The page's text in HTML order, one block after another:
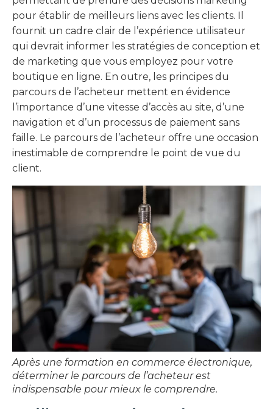
pour établir de meilleurs liens avec les clients. Il
fournit un cadre clair de l’expérience utilisateur
qui devrait informer les stratégies de conception et
de marketing que vous employez pour votre
boutique en ligne. En outre, les principes du
parcours de l’acheteur mettent en évidence
l’importance d’une vitesse d’accès au site, d’une
navigation et d’un processus de paiement sans
faille. Le parcours de l’acheteur offre une occasion
inestimable de comprendre le point de vue du
client.
Après une formation en commerce électronique,
déterminer le parcours de l’acheteur est
indispensable pour mieux le comprendre.